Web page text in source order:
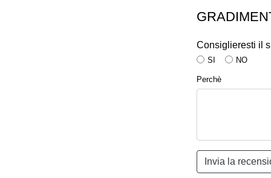
Consiglieresti il
SI NO
Perchè